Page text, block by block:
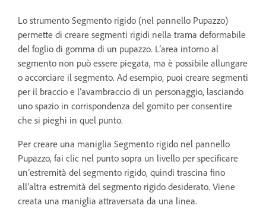
Lo strumento Segmento rigido (nel pannello Pupazzo)
permette di creare segmenti rigidi nella trama deformabile
del foglio di gomma di un pupazzo. L’area intorno al
segmento non può essere piegata, ma è possibile allungare
o accorciare il segmento. Ad esempio, puoi creare segmenti
per il braccio e l’avambraccio di un personaggio, lasciando
uno spazio in corrispondenza del gomito per consentire
che si pieghi in quel punto.
Per creare una maniglia Segmento rigido nel pannello
Pupazzo, fai clic nel punto sopra un livello per specificare
un’estremità del segmento rigido, quindi trascina fino
all’altra estremità del segmento rigido desiderato. Viene
creata una maniglia attraversata da una linea.